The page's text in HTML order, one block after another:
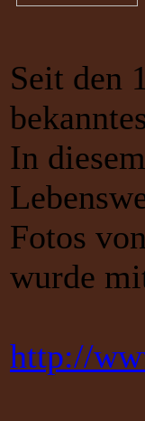
Seit den
In
Fotos
wurde
http://